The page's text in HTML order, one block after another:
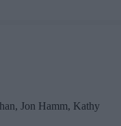
Jon Hamm, Kathy